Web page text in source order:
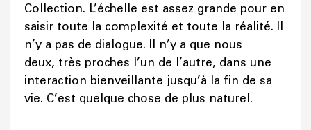
Collection. L’échelle est assez grande pour en
saisir toute la complexité et toute la réalité. Il
n’y a pas de dialogue. Il n’y a que nous
deux, très proches l’un de l’autre, dans une
interaction bienveillante jusqu’à la fin de sa
vie. C’est quelque chose de plus naturel.